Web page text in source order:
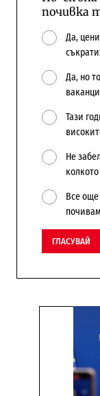
почивка
Да,
Да, но
Тази
Не
Все
почивам
ГЛАСУВАЙ